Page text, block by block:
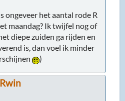
ongeveer het aantal rode R
maandag? Ik twijfel nog of
diepe zuiden ga rijden en
is, dan voel ik minder
)